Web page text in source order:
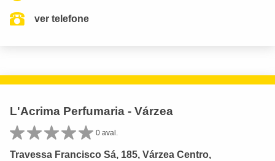
ver telefone
L'Acrima Perfumaria - Várzea
0 aval.
Travessa Francisco Sá, 185, Várzea Centro,